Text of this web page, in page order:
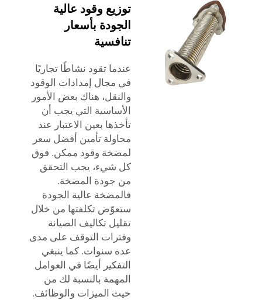
توزيع وقود عالية
الجودة بأسعار
تنافسية
عندما تقود نشاطًا تجاريًا
في مجال إمدادات الوقود
والنقل، هناك بعض الأمور
الأساسية التي يجب أن
تأخذها بعين الاعتبار عند
محاولة تأمين أفضل سعر
لمضخة وقود ممكن. فوق
كل شيء، يجب التحقق
من جودة المضخة.
فالمضخة عالية الجودة
ستعوّض تكلفتها من خلال
تقليل تكاليف الصيانة
وفترات التوقف على مدى
عدة سنوات. كما ينبغي
التفكير أيضًا في العوامل
المهمة بالنسبة لك من
حيث الميزات والوظائف.